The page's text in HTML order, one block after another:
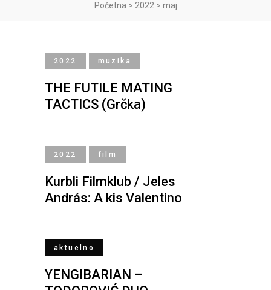
Početna > 2022 > maj
2022 muzika
THE FUTILE MATING
TACTICS (Grčka)
2022 film
Kurbli Filmklub / Jeles
András: A kis Valentino
aktuelno
YENGIBARIAN –